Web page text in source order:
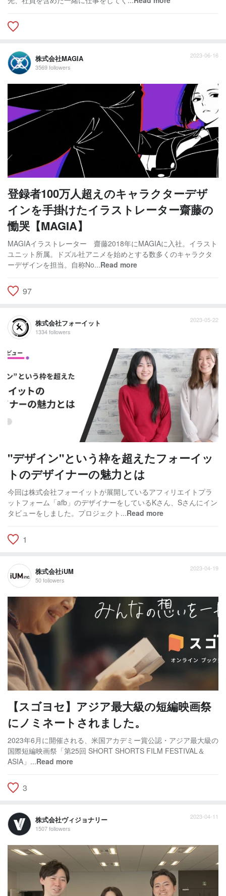
株式会社MAGIA
3569 followers
2023-06-16
登録者100万人超えのキャラクターデザ
インを手掛けたイラストレーター齋藤の
慟哭【MAGIA】
MAGIAイラストレーター 齋藤2018年にMAGIAに入社。イラスト
ユニット所属。ドズル社アニメを始めとする数多くのキャラクタ
ーデザインを担当。自称No...Read more
97
株式会社フォーイット
1334 followers
2023-05-22
"デザイン"という枠を超えたフォーイッ
トのデザイナーの魅力とは
今回は株式会社フォーイットが展開しているアフィリエイトプラ
ットフォーム「afb」のデザイナーをしているKさん、Sさんにイン
タビューをしました。プロジェクト...Read more
1
株式会社iUM
50 followers
2023-04-19
【スゴヨセ】アジア最大級の短編映画祭
にノミネートされました。
2023年6月に開催される、米国アカデミー賞公認・アジア最大級の
国際短編映画祭「第25回 SHORT SHORTS FILM FESTIVAL＆
ASIA」...Read more
3
株式会社ヴィジョナリー
1507 followers
2023-04-11